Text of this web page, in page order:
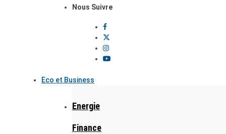
Nous Suivre
Eco et Business
Energie
Finance